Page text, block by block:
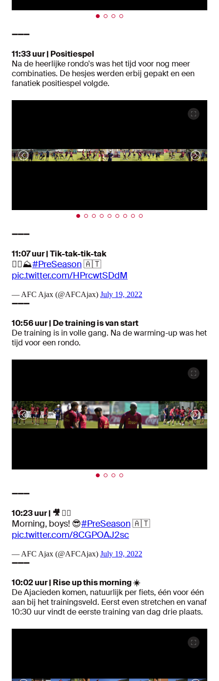
➖➖➖
11:33 uur | Positiespel
Na de heerlijke rondo's was het tijd voor nog meer
combinaties. De hesjes werden erbij gepakt en een
fanatiek positiespel volgde.
➖➖➖
11:07 uur | Tik-tak-tik-tak
😵‍💫⛰#PreSeason🇦🇹
pic.twitter.com/HPrcwtSDdM
— AFC Ajax (@AFCAjax) July 19, 2022
➖➖➖
10:56 uur | De training is van start
De training is in volle gang. Na de warming-up was het
tijd voor een rondo.
➖➖➖
10:23 uur | 🎥 🚵‍♂️
Morning, boys! 😎#PreSeason🇦🇹
pic.twitter.com/8CGPOAJ2sc
— AFC Ajax (@AFCAjax) July 19, 2022
➖➖➖
10:02 uur | Rise up this morning ☀️
De Ajacieden komen, natuurlijk per fiets, één voor één
aan bij het trainingsveld. Eerst even stretchen en vanaf
10:30 uur vindt de eerste training van dag drie plaats.